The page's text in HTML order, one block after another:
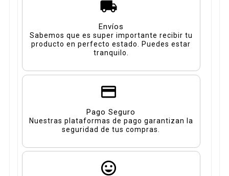
Envíos
Sabemos que es super importante recibir tu
producto en perfecto estado. Puedes estar
tranquilo.
Pago Seguro
Nuestras plataformas de pago garantizan la
seguridad de tus compras.